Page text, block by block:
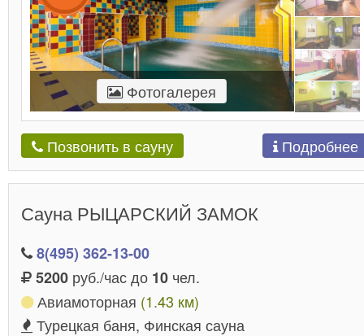
Фотогалерея
Позвонить в сауну Подробнее
Сауна РЫЦАРСКИЙ ЗАМОК
8(495) 362-13-00
5200 руб./час до 10 чел.
Авиамоторная (1.43 км)
Турецкая баня, Финская сауна